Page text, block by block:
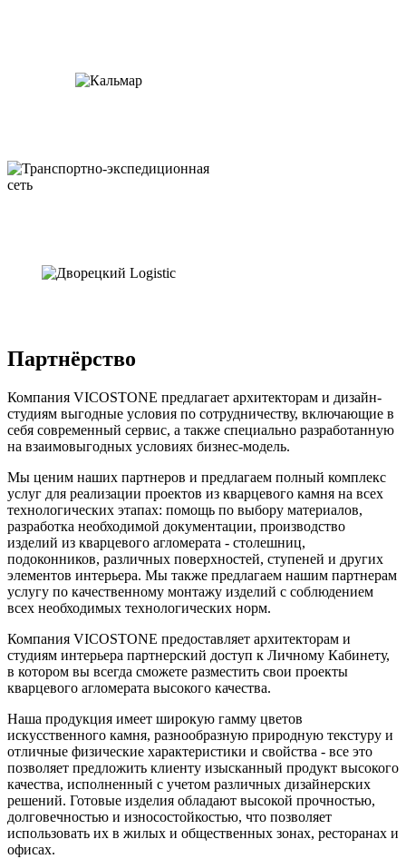
Партнёрство
Компания VICOSTONE предлагает архитекторам и дизайн-
студиям выгодные условия по сотрудничеству, включающие в
себя современный сервис, а также специально разработанную
на взаимовыгодных условиях бизнес-модель.
Мы ценим наших партнеров и предлагаем полный комплекс
услуг для реализации проектов из кварцевого камня на всех
технологических этапах: помощь по выбору материалов,
разработка необходимой документации, производство
изделий из кварцевого агломерата - столешниц,
подоконников, различных поверхностей, ступеней и других
элементов интерьера. Мы также предлагаем нашим партнерам
услугу по качественному монтажу изделий с соблюдением
всех необходимых технологических норм.
Компания VICOSTONE предоставляет архитекторам и
студиям интерьера партнерский доступ к Личному Кабинету,
в котором вы всегда сможете разместить свои проекты
кварцевого агломерата высокого качества.
Наша продукция имеет широкую гамму цветов
искусственного камня, разнообразную природную текстуру и
отличные физические характеристики и свойства - все это
позволяет предложить клиенту изысканный продукт высокого
качества, исполненный с учетом различных дизайнерских
решений. Готовые изделия обладают высокой прочностью,
долговечностью и износостойкостью, что позволяет
использовать их в жилых и общественных зонах, ресторанах и
офисах.